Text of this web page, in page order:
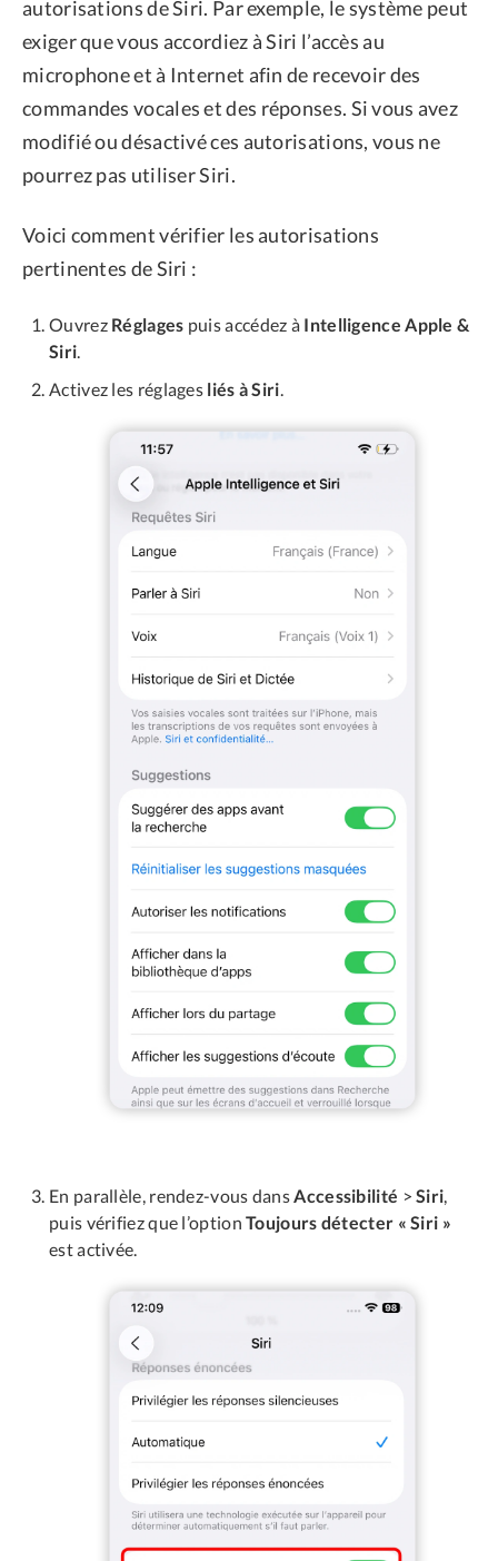
autorisations de Siri. Par exemple, le système peut
exiger que vous accordiez à Siri l’accès au
microphone et à Internet afin de recevoir des
commandes vocales et des réponses. Si vous avez
modifié ou désactivé ces autorisations, vous ne
pourrez pas utiliser Siri.
Voici comment vérifier les autorisations
pertinentes de Siri :
Ouvrez Réglages puis accédez à Intelligence Apple &
Siri.
Activez les réglages liés à Siri.
En parallèle, rendez-vous dansAccessibilité >Siri,
puis vérifiez que l’optionToujours détecter « Siri »
est activée.